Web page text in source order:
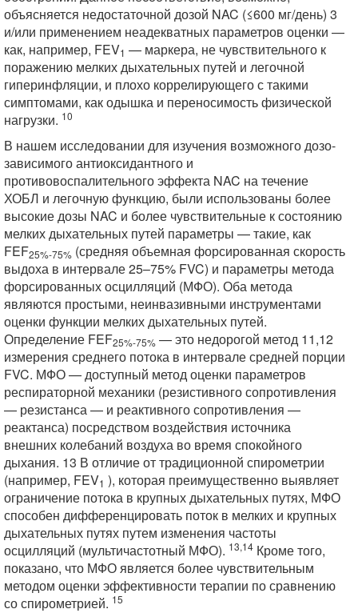
объясняется недостаточной дозой NAC (≤600 мг/день) 3
и/или применением неадекватных параметров оценки —
как, например, FEV1 — маркера, не чувствительного к
поражению мелких дыхательных путей и легочной
гиперинфляции, и плохо коррелирующего с такими
симптомами, как одышка и переносимость физической
нагрузки. 10
В нашем исследовании для изучения возможного дозо-
зависимого антиоксидантного и
противовоспалительного эффекта NAC на течение
ХОБЛ и легочную функцию, были использованы более
высокие дозы NAC и более чувствительные к состоянию
мелких дыхательных путей параметры — такие, как
FEF25%-75% (средняя объемная форсированная скорость
выдоха в интервале 25–75% FVC) и параметры метода
форсированных осцилляций (МФО). Оба метода
являются простыми, неинвазивными инструментами
оценки функции мелких дыхательных путей.
Определение FEF25%-75% — это недорогой метод 11,12
измерения среднего потока в интервале средней порции
FVC. МФО — доступный метод оценки параметров
респираторной механики (резистивного сопротивления
— резистанса — и реактивного сопротивления —
реактанса) посредством воздействия источника
внешних колебаний воздуха во время спокойного
дыхания. 13 В отличие от традиционной спирометрии
(например, FEV1 ), которая преимущественно выявляет
ограничение потока в крупных дыхательных путях, МФО
способен дифференцировать поток в мелких и крупных
дыхательных путях путем изменения частоты
осцилляций (мультичастотный МФО). 13,14 Кроме того,
показано, что МФО является более чувствительным
методом оценки эффективности терапии по сравнению
со спирометрией. 15